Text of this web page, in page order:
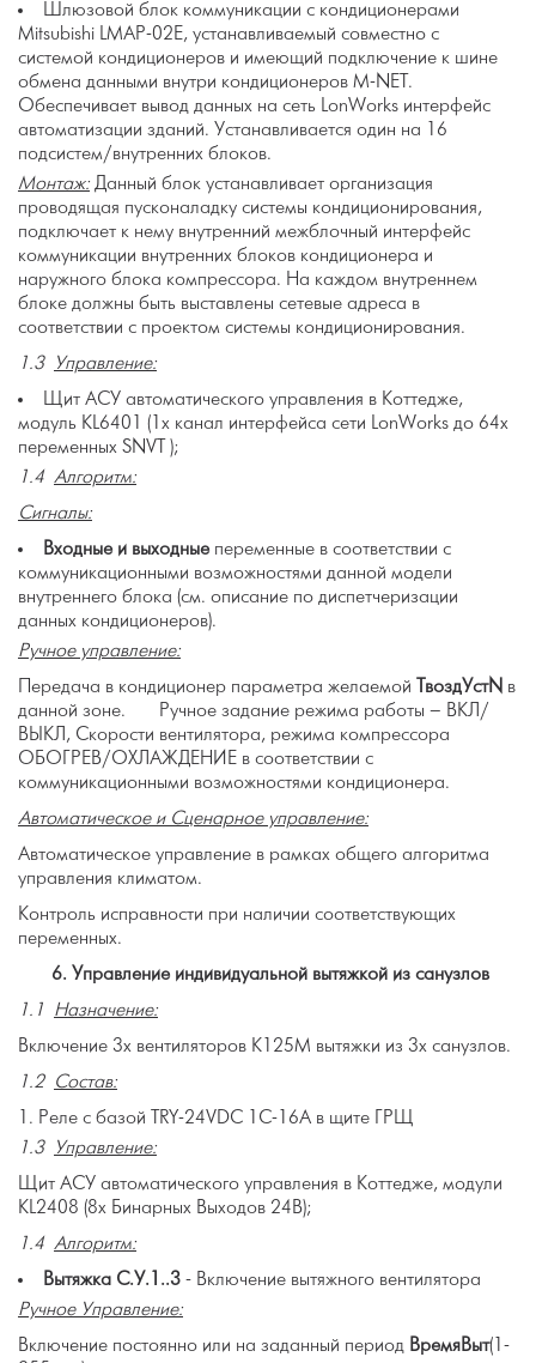
Шлюзовой блок коммуникации с кондиционерами
Mitsubishi LMAP-02E, устанавливаемый совместно с
системой кондиционеров и имеющий подключение к шине
обмена данными внутри кондиционеров M-NET.
Обеспечивает вывод данных на сеть LonWorks интерфейс
автоматизации зданий. Устанавливается один на 16
подсистем/внутренних блоков.
Монтаж: Данный блок устанавливает организация
проводящая пусконаладку системы кондиционирования,
подключает к нему внутренний межблочный интерфейс
коммуникации внутренних блоков кондиционера и
наружного блока компрессора. На каждом внутреннем
блоке должны быть выставлены сетевые адреса в
соответствии с проектом системы кондиционирования.
1.3
Управление:
Щит АСУ автоматического управления в Коттедже,
модуль KL6401 (1x канал интерфейса сети LonWorks до 64х
переменных SNVT );
1.4 Алгоритм:
Сигналы:
Входные и выходныепеременные в соответствии с
коммуникационными возможностями данной модели
внутреннего блока (см. описание по диспетчеризации
данных кондиционеров).
Ручное управление:
Передача в кондиционер параметра желаемой
ТвоздУстN в
данной зоне.
Ручное задание режима работы – ВКЛ/
ВЫКЛ, Скорости вентилятора, режима компрессора
ОБОГРЕВ/ОХЛАЖДЕНИЕ в соответствии с
коммуникационными возможностями кондиционера.
Автоматическое и Сценарное управление:
Автоматическое управление в рамках общего алгоритма
управления климатом.
Контроль исправности при наличии соответствующих
переменных.
6. Управление индивидуальной вытяжкой из санузлов
1.1 Назначение:
Включение 3х вентиляторов K125М вытяжки из 3х санузлов.
1.2 Состав:
Реле с базой TRY-24VDC 1C-16A в щите ГРЩ
1.3
Управление:
Щит АСУ автоматического управления в Коттедже, модули
KL2408 (8х Бинарных Выходов 24В);
1.4 Алгоритм:
Вытяжка С.У.1..3 - Включение вытяжного вентилятора
Ручное Управление:
Включение постоянно или на заданный период ВремяВыт(1-